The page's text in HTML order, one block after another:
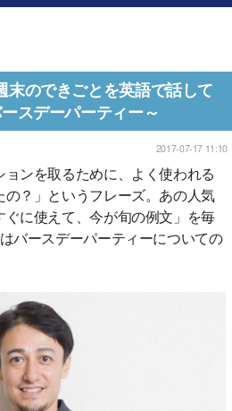
末のできごとを英語で話して
スデーパーティー～
2017-07-17 11:10
ンを取るために、よく使われる
？」というフレーズ。あの人気
に使えて、今が旬の例文」を毎
バースデーパーティーについての